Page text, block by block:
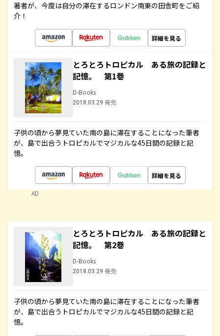
著者が、今度は自分の滞在するロンドン南東の田舎町をご紹
介！
詳細を見る
とろとろトロピカル ある旅の記録と
記憶。 第1巻
D-Books
2018.03.29 発売
子供の頃から夢見ていた南の島に滞在することになった筆者
が、島で出合うトロピカルでマジカルな45日間の記録と記
憶。
詳細を見る
AD
とろとろトロピカル ある旅の記録と
記憶。 第2巻
D-Books
2018.03.29 発売
子供の頃から夢見ていた南の島に滞在することになった筆者
が、島で出合うトロピカルでマジカルな45日間の記録と記
憶。